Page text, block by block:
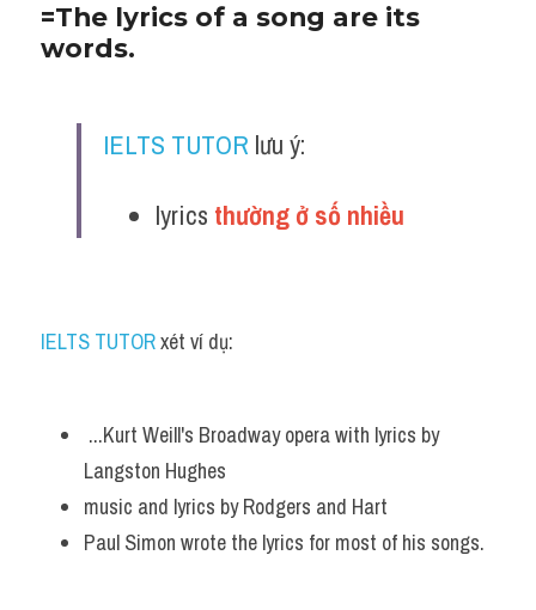
=The lyrics of a song are its
words.
IELTS TUTOR lưu ý:
lyrics thường ở số nhiều
IELTS TUTOR xét ví dụ:
...Kurt Weill's Broadway opera with lyrics by
Langston Hughes
music and lyrics by Rodgers and Hart
Paul Simon wrote the lyrics for most of his songs.